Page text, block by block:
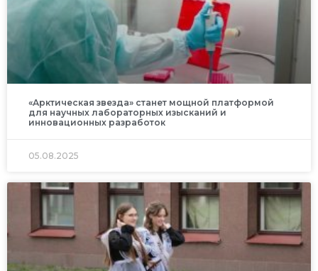
«Арктическая звезда» станет мощной платформой
для научных лабораторных изысканий и
инновационных разработок
05.08.2025